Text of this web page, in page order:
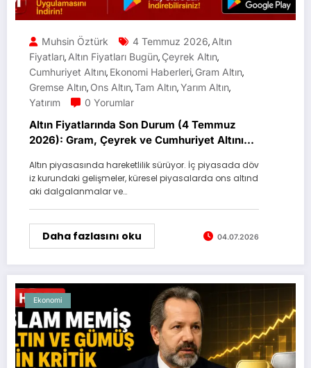
Muhsin Öztürk 4 Temmuz 2026, Altın
Fiyatları, Altın Fiyatları Bugün, Çeyrek Altın,
Cumhuriyet Altını, Ekonomi Haberleri, Gram Altın,
Gremse Altın, Ons Altın,Tam Altın,Yarım Altın,
Yatırım
0 Yorumlar
Altın Fiyatlarında Son Durum (4 Temmuz
2026): Gram, Çeyrek ve Cumhuriyet Altını
Altın piyasasında hareketlilik sürüyor. İç piyasada döv
iz kurundaki gelişmeler, küresel piyasalarda ons altınd
aki dalgalanmalar ve…
Daha fazlasını oku 04.07.2026
Ekonomi